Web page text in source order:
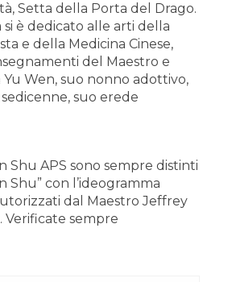
Setta della Porta del Drago.
si è dedicato alle arti della
e della Medicina Cinese,
del Maestro e
Yu Wen, suo nonno adottivo,
suo erede
Shu APS sono sempre distinti
Shu” con l’ideogramma
dal Maestro Jeffrey
Verificate sempre